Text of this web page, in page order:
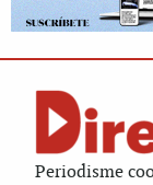
Periodisme